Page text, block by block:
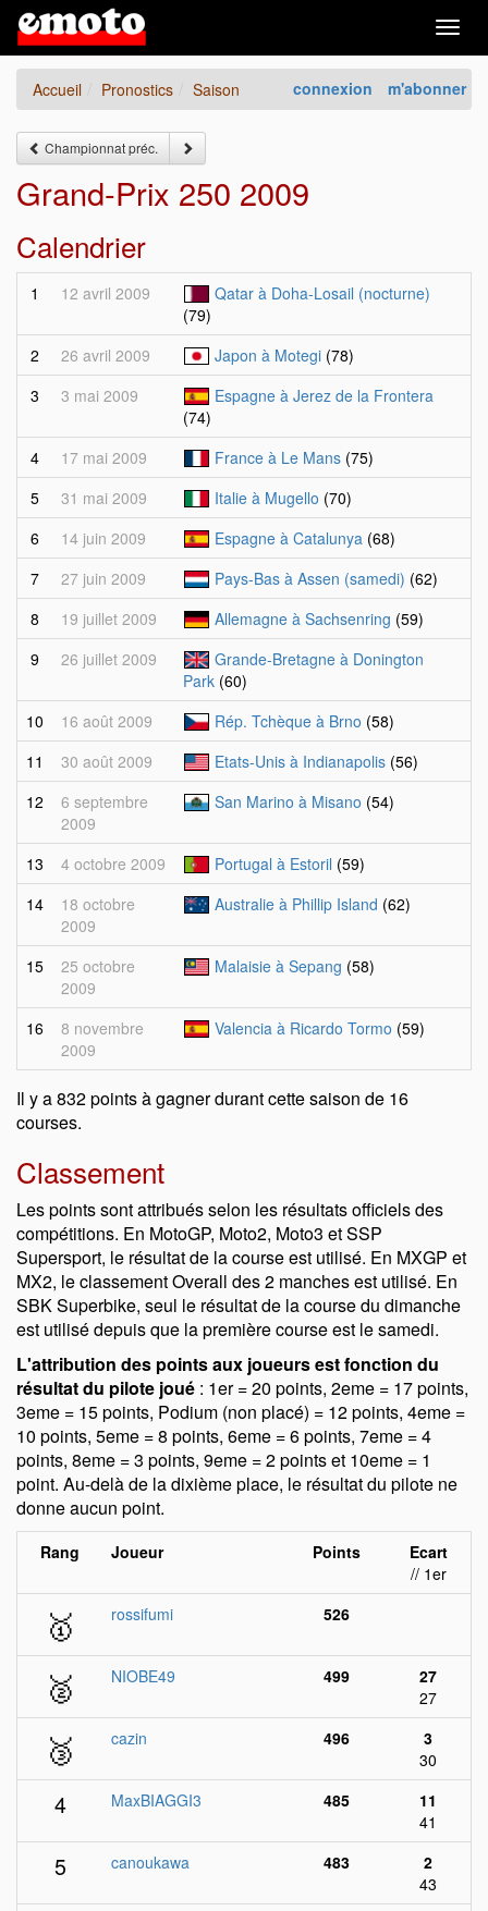
connexion m'abonner
Accueil Pronostics Saison
Championnat préc.
Grand-Prix 250 2009
Calendrier
1 12 avril 2009
Qatar à Doha-Losail (nocturne)
(79)
2
26 avril 2009 Japon à Motegi (78)
3
3 mai 2009
Espagne à Jerez de la Frontera
(74)
4
17 mai 2009 France à Le Mans (75)
5
31 mai 2009 Italie à Mugello (70)
6
14 juin 2009 Espagne à Catalunya (68)
7
27 juin 2009 Pays-Bas à Assen (samedi) (62)
8
19 juillet 2009 Allemagne à Sachsenring (59)
9
26 juillet 2009
Grande-Bretagne à Donington
Park (60)
10
16 août 2009 Rép. Tchèque à Brno (58)
11
30 août 2009 Etats-Unis à Indianapolis (56)
12
6 septembre
2009
San Marino à Misano (54)
13 4 octobre 2009 Portugal à Estoril (59)
14
18 octobre
2009
Australie à Phillip Island (62)
15
25 octobre
2009
Malaisie à Sepang (58)
16
8 novembre
2009
Valencia à Ricardo Tormo (59)
Il y a 832 points à gagner durant cette saison de 16
courses.
Classement
Les points sont attribués selon les résultats officiels des
compétitions. En MotoGP, Moto2, Moto3 et SSP
Supersport, le résultat de la course est utilisé. En MXGP et
MX2, le classement Overall des 2 manches est utilisé. En
SBK Superbike, seul le résultat de la course du dimanche
est utilisé depuis que la première course est le samedi.
L'attribution des points aux joueurs est fonction du
résultat du pilote joué : 1er = 20 points, 2eme = 17 points,
3eme = 15 points, Podium (non placé) = 12 points, 4eme =
10 points, 5eme = 8 points, 6eme = 6 points, 7eme = 4
points, 8eme = 3 points, 9eme = 2 points et 10eme = 1
point. Au-delà de la dixième place, le résultat du pilote ne
donne aucun point.
Rang Joueur Points
Ecart
// 1er
🥇 rossifumi 526
🥈 NIOBE49 499
27
27
🥉 cazin 496
3
30
4 MaxBIAGGI3 485
11
41
5 canoukawa 483
2
43